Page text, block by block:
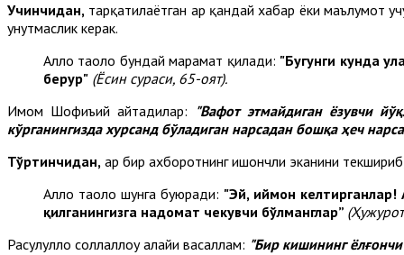
Учинчидан, тарқатилаётган ҳар қандай хабар ёки маълумот
унутмаслик керак.
Аллоҳ таоло бундай марҳамат қилади: "Бугунги кунда
берур" (Ёсин сураси, 65-оят).
Имом Шофиъий айтадилар: "Вафот этмайдиган ёзувчи
кўрганингизда хурсанд бўладиган нарсадан бошқа ҳеч
Тўртинчидан, ҳар бир ахборотнинг ишончли эканини
Аллоҳ таоло шунга буюради: "Эй, иймон келтирганлар!
қилганингизга надомат чекувчи бўлманглар”
Расулуллоҳ соллаллоҳу алайҳи васаллам: "Бир кишининг